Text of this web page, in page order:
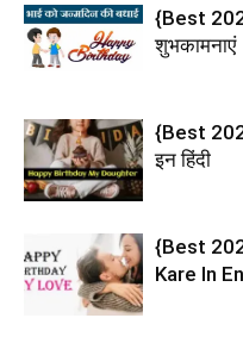
{Best
शुभकामनाएं
{Best
इन हिंदी
{Best
Kare In